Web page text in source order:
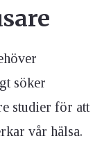
söker
studier för att
vår hälsa.